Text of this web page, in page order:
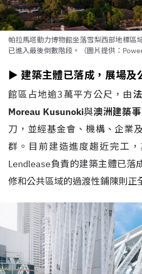
帕拉馬塔動力博物館坐落雪梨西部地標區
已進入最後倒數階段。（圖片提供：
► 建築主體已落成，展場及
館區占地逾3萬平方公尺，由
Moreau Kusunoki與澳洲建築
刀，並經基金會、機構、企業
群。目前建造進度趨近完工
Lendlease負責的建築主體已落
修和公共區域的過渡性鋪陳則正